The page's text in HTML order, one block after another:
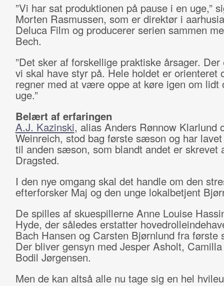
”Vi har sat produktionen på pause i en uge,”
Morten Rasmussen, som er direktør i
Deluca Film og producerer serien sammen
Bech.
”Det sker af forskellige praktiske årsager. Der
vi skal have styr på. Hele holdet er orienteret
regner med at være oppe at køre igen om lidt
uge.”
Belært af erfaringen
A.J. Kazinski, alias Anders Rønnow Klarlund
Weinreich, stod bag første sæson og har
til anden sæson, som blandt andet er skrevet
Dragsted.
I den nye omgang skal det handle om den
efterforsker Maj og den unge lokalbetjent
De spilles af skuespillerne Anne Louise
Hyde, der således erstatter
Bach Hansen og Carsten Bjørnlund fra første
Der bliver gensyn med Jesper Asholt,
Bodil Jørgensen.
Men de kan altså alle nu tage sig en hel